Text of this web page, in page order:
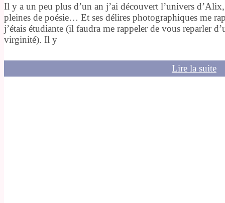
Il y a un peu plus d’un an j’ai découvert l’univers
pleines de poésie… Et ses délires photographiques me
j’étais étudiante (il faudra me rappeler de vous reparler
virginité). Il y
Lire la suite